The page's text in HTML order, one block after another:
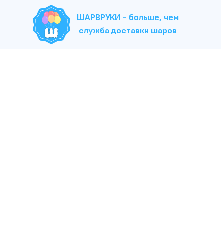
ШАРВРУКИ - больше, чем
служба доставки шаров